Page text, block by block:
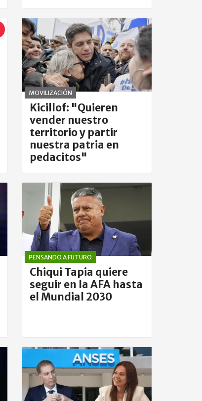
MOVILIZACIÓN
Kicillof: "Quieren
vender nuestro
territorio y partir
nuestra patria en
pedacitos"
PENSANDO A FUTURO
Chiqui Tapia quiere
seguir en la AFA hasta
el Mundial 2030